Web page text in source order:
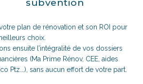
plan de rénovation et son ROI pour
choix.
ensuite l’intégralité de vos dossiers
(Ma Prime Rénov, CEE, aides
Ptz...), sans aucun effort de votre part.